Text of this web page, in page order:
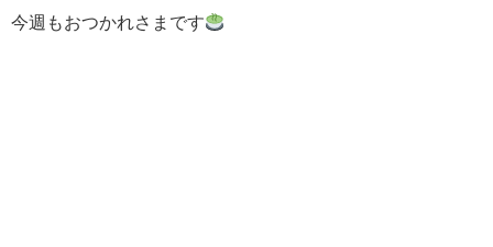
今週もおつかれさまです